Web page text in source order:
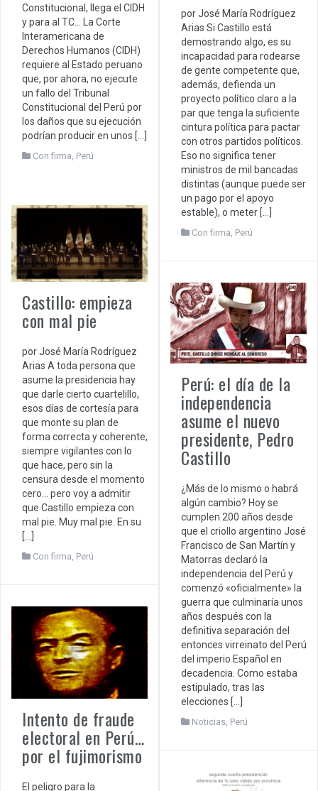
Constitucional, llega el CIDH
y para al TC… La Corte
Interamericana de
Derechos Humanos (CIDH)
requiere al Estado peruano
que, por ahora, no ejecute
un fallo del Tribunal
Constitucional del Perú por
los daños que su ejecución
podrían producir en unos […]
Con firma Perú
por José María Rodríguez
Arias Si Castillo está
demostrando algo, es su
incapacidad para rodearse
de gente competente que,
además, defienda un
proyecto político claro a la
par que tenga la suficiente
cintura política para pactar
con otros partidos políticos.
Eso no significa tener
ministros de mil bancadas
distintas (aunque puede ser
un pago por el apoyo
estable), o meter […]
Con firma, Perú
Castillo: empieza
con mal pie
por José María Rodríguez
Arias A toda persona que
asume la presidencia hay
que darle cierto cuartelillo,
esos días de cortesía para
que monte su plan de
forma correcta y coherente,
siempre vigilantes con lo
que hace, pero sin la
censura desde el momento
cero… pero voy a admitir
que Castillo empieza con
mal pie. Muy mal pie. En su
[…]
Con firma, Perú
Perú: el día de la
independencia
asume el nuevo
presidente, Pedro
Castillo
¿Más de lo mismo o habrá
algún cambio? Hoy se
cumplen 200 años desde
que el criollo argentino José
Francisco de San Martín y
Matorras declaró la
independencia del Perú y
comenzó «oficialmente» la
guerra que culminaría unos
años después con la
definitiva separación del
entonces virreinato del Perú
del imperio Español en
decadencia. Como estaba
estipulado, tras las
elecciones […]
Noticias, Perú
Intento de fraude
electoral en Perú…
por el fujimorismo
El peligro para la